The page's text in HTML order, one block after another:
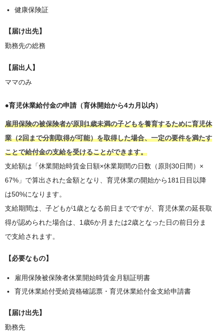
健康保険証
【届け出先】
勤務先の総務
【届出人】
ママのみ
●育児休業給付金の申請（育休開始から4カ月以内）
雇用保険の被保険者が原則1歳未満の子どもを養育するために育児休
業（2回まで分割取得が可能）を取得した場合、一定の要件を満たす
ことで給付金の支給を受けることができます。
支給額は「休業開始時賃金日額×休業期間の日数（原則30日間）×
67%」で算出された金額となり、育児休業の開始から181日目以降
は50%になります。
支給期間は、子どもが1歳となる前日までですが、育児休業の延長取
得が認められた場合は、1歳6か月または2歳となった日の前日分ま
で支給されます。
【必要なもの】
雇用保険被保険者休業開始時賃金月額証明書
育児休業給付受給資格確認票・育児休業給付金支給申請書
【届け出先】
勤務先